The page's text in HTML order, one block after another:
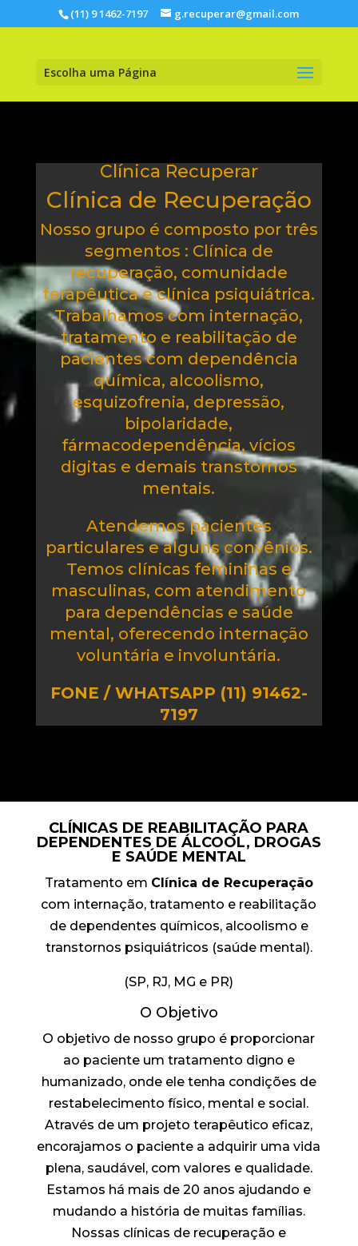
(11) 9 1462-7197 g.recuperar@gmail.com
Escolha uma Página
Clínica Recuperar
Clínica de Recuperação
Nosso grupo é composto por três
segmentos : Clínica de
recuperação, comunidade
terapêutica e clínica psiquiátrica.
Trabalhamos com internação,
tratamento e reabilitação de
pacientes com dependência
química, alcoolismo,
esquizofrenia, depressão,
bipolaridade,
fármacodependência, vícios
digitas e demais transtornos
mentais.
Atendemos pacientes
particulares e alguns convênios.
Temos clínicas femininas e
masculinas, com atendimento
para dependências e saúde
mental, oferecendo internação
voluntária e involuntária.
FONE / WHATSAPP (11) 91462-
7197
CLÍNICAS DE REABILITAÇÃO PARA
DEPENDENTES DE ÁLCOOL, DROGAS
E SAÚDE MENTAL
Tratamento em Clínica de Recuperação
com internação, tratamento e reabilitação
de dependentes químicos, alcoolismo e
transtornos psiquiátricos (saúde mental).
(SP, RJ, MG e PR)
O Objetivo
O objetivo de nosso grupo é proporcionar
ao paciente um tratamento digno e
humanizado, onde ele tenha condições de
restabelecimento físico, mental e social.
Através de um projeto terapêutico eficaz,
encorajamos o paciente a adquirir uma vida
plena, saudável, com valores e qualidade.
Estamos há mais de 20 anos ajudando e
mudando a história de muitas famílias.
Nossas clínicas de recuperação e